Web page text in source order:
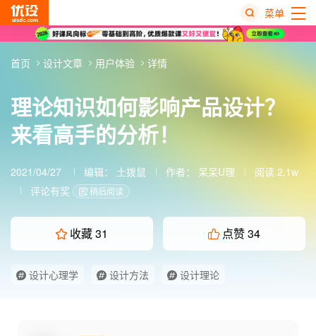
菜单
理论知识如何影响产品设计？
来看高手的分析！
2021/04/27 编辑： 土拨鼠 作者： 呆呆U理
阅读 2.1w
评论有奖
稍后阅读
收藏31 点赞34
设计心理学 设计方法 设计理论
首页 设计文章 用户体验 详情